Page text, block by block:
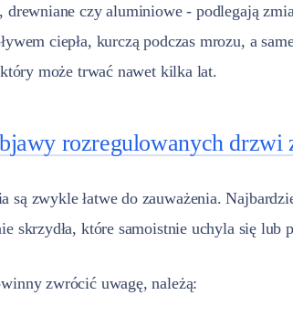
drewniane czy aluminiowe - podlegają
ciepła, kurczą podczas mrozu, a
może trwać nawet kilka lat.
rozregulowanych drzwi
są zwykle łatwe do zauważenia.
skrzydła, które samoistnie uchyla się lub
zwrócić uwagę, należą: